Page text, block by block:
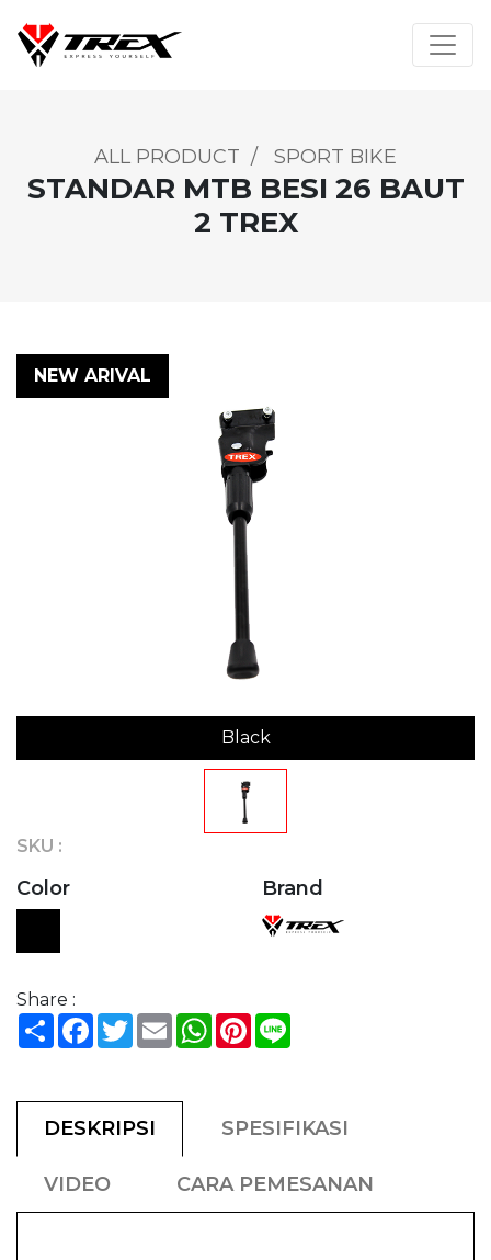
ALL PRODUCT / SPORT BIKE
STANDAR MTB BESI 26 BAUT
2 TREX
Black
NEW ARIVAL
SKU :
Color Brand
Share :
ShareFacebook
TwitterEmailWhatsApp
Pinterest
DESKRIPSI SPESIFIKASI
VIDEO CARA PEMESANAN